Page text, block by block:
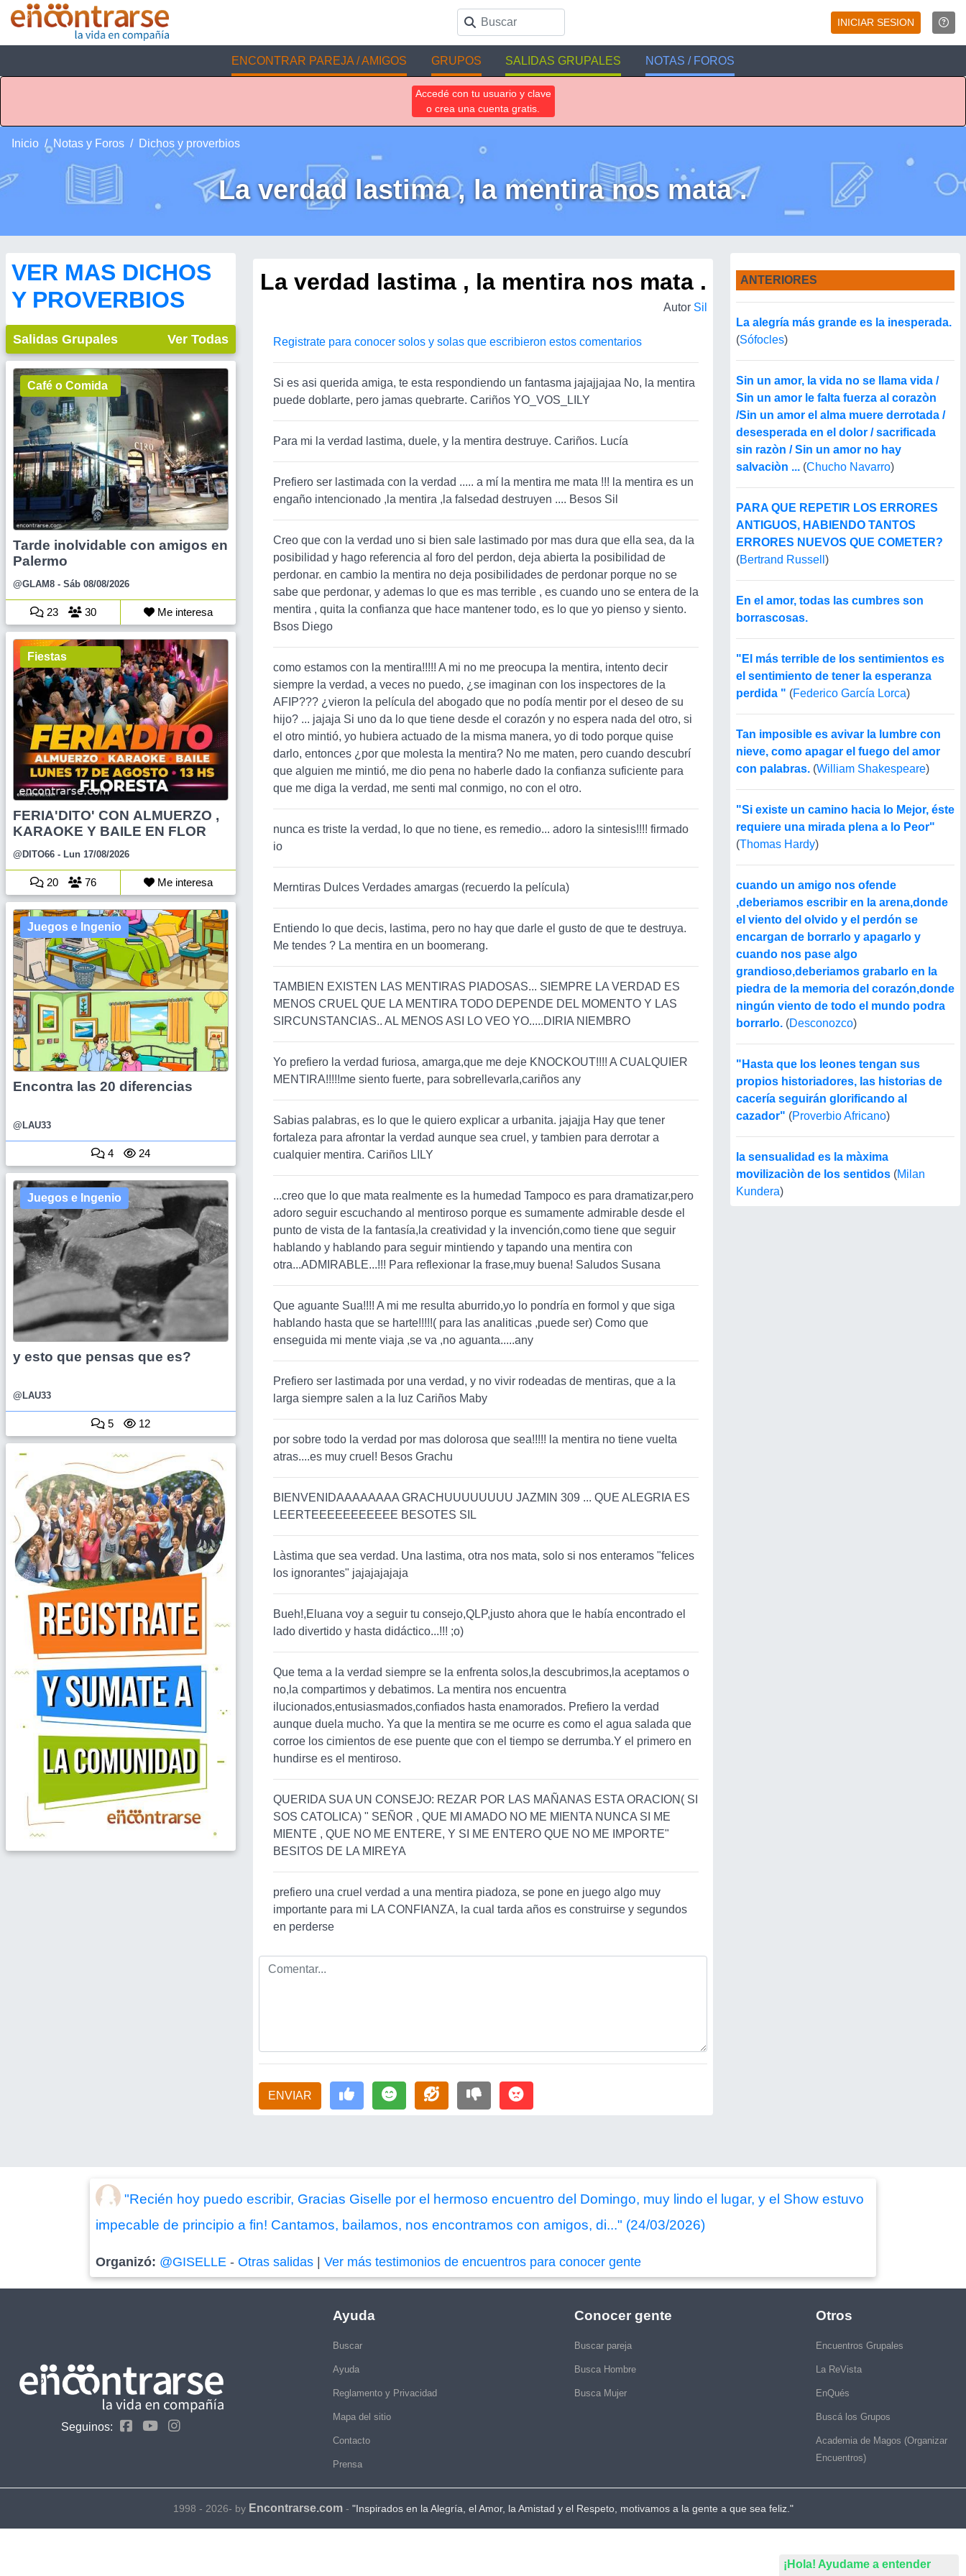
INICIAR SESION
ENCONTRAR PAREJA / AMIGOS GRUPOS SALIDAS GRUPALES NOTAS / FOROS
¡Hola! Ayudame a entender
Accedé con tu usuario y clave
o crea una cuenta gratis.
Inicio Notas y Foros Dichos y proverbios
La verdad lastima , la mentira nos mata .
VER MAS DICHOS
Y PROVERBIOS
Salidas Grupales Ver Todas
Café o Comida
Tarde inolvidable con amigos en
Palermo
@GLAM8 - Sáb 08/08/2026
23 30 Me interesa
Fiestas
FERIA'DITO' CON ALMUERZO ,
KARAOKE Y BAILE EN FLOR
@DITO66 - Lun 17/08/2026
20 76 Me interesa
Juegos e Ingenio
Encontra las 20 diferencias
@LAU33
4 24
Juegos e Ingenio
y esto que pensas que es?
@LAU33
5 12
La verdad lastima , la mentira nos mata .
Autor Sil
Registrate para conocer solos y solas que escribieron estos comentarios
Si es asi querida amiga, te esta respondiendo un fantasma jajajjajaa No, la mentira
puede doblarte, pero jamas quebrarte. Cariños YO_VOS_LILY
Para mi la verdad lastima, duele, y la mentira destruye. Cariños. Lucía
Prefiero ser lastimada con la verdad ..... a mí la mentira me mata !!! la mentira es un
engaño intencionado ,la mentira ,la falsedad destruyen .... Besos Sil
Creo que con la verdad uno si bien sale lastimado por mas dura que ella sea, da la
posibilidad y hago referencia al foro del perdon, deja abierta la posibilidad de
perdonar. en cambio la mentira no deja posibilidades de perdonar porque no se
sabe que perdonar, y ademas lo que es mas terrible , es cuando uno se entera de la
mentira , quita la confianza que hace mantener todo, es lo que yo pienso y siento.
Bsos Diego
como estamos con la mentira!!!!! A mi no me preocupa la mentira, intento decir
siempre la verdad, a veces no puedo, ¿se imaginan con los inspectores de la
AFIP??? ¿vieron la película del abogado que no podía mentir por el deseo de su
hijo? ... jajaja Si uno da lo que tiene desde el corazón y no espera nada del otro, si
el otro mintió, yo hubiera actuado de la misma manera, yo di todo porque quise
darlo, entonces ¿por que molesta la mentira? No me maten, pero cuando descubrí
que alguien me mintió, me dio pena no haberle dado la confianza suficiente para
que me diga la verdad, me senti mal conmigo, no con el otro.
nunca es triste la verdad, lo que no tiene, es remedio... adoro la sintesis!!!! firmado
io
Merntiras Dulces Verdades amargas (recuerdo la película)
Entiendo lo que decis, lastima, pero no hay que darle el gusto de que te destruya.
Me tendes ? La mentira en un boomerang.
TAMBIEN EXISTEN LAS MENTIRAS PIADOSAS... SIEMPRE LA VERDAD ES
MENOS CRUEL QUE LA MENTIRA TODO DEPENDE DEL MOMENTO Y LAS
SIRCUNSTANCIAS.. AL MENOS ASI LO VEO YO.....DIRIA NIEMBRO
Yo prefiero la verdad furiosa, amarga,que me deje KNOCKOUT!!!! A CUALQUIER
MENTIRA!!!!!me siento fuerte, para sobrellevarla,cariños any
Sabias palabras, es lo que le quiero explicar a urbanita. jajajja Hay que tener
fortaleza para afrontar la verdad aunque sea cruel, y tambien para derrotar a
cualquier mentira. Cariños LILY
...creo que lo que mata realmente es la humedad Tampoco es para dramatizar,pero
adoro seguir escuchando al mentiroso porque es sumamente admirable desde el
punto de vista de la fantasía,la creatividad y la invención,como tiene que seguir
hablando y hablando para seguir mintiendo y tapando una mentira con
otra...ADMIRABLE...!!! Para reflexionar la frase,muy buena! Saludos Susana
Que aguante Sua!!!! A mi me resulta aburrido,yo lo pondría en formol y que siga
hablando hasta que se harte!!!!!( para las analiticas ,puede ser) Como que
enseguida mi mente viaja ,se va ,no aguanta.....any
Prefiero ser lastimada por una verdad, y no vivir rodeadas de mentiras, que a la
larga siempre salen a la luz Cariños Maby
por sobre todo la verdad por mas dolorosa que sea!!!!! la mentira no tiene vuelta
atras....es muy cruel! Besos Grachu
BIENVENIDAAAAAAAA GRACHUUUUUUUU JAZMIN 309 ... QUE ALEGRIA ES
LEERTEEEEEEEEEEE BESOTES SIL
Làstima que sea verdad. Una lastima, otra nos mata, solo si nos enteramos "felices
los ignorantes" jajajajajaja
Bueh!,Eluana voy a seguir tu consejo,QLP,justo ahora que le había encontrado el
lado divertido y hasta didáctico...!!! ;o)
Que tema a la verdad siempre se la enfrenta solos,la descubrimos,la aceptamos o
no,la compartimos y debatimos. La mentira nos encuentra
ilucionados,entusiasmados,confiados hasta enamorados. Prefiero la verdad
aunque duela mucho. Ya que la mentira se me ocurre es como el agua salada que
corroe los cimientos de ese puente que con el tiempo se derrumba.Y el primero en
hundirse es el mentiroso.
QUERIDA SUA UN CONSEJO: REZAR POR LAS MAÑANAS ESTA ORACION( SI
SOS CATOLICA) " SEÑOR , QUE MI AMADO NO ME MIENTA NUNCA SI ME
MIENTE , QUE NO ME ENTERE, Y SI ME ENTERO QUE NO ME IMPORTE"
BESITOS DE LA MIREYA
prefiero una cruel verdad a una mentira piadoza, se pone en juego algo muy
importante para mi LA CONFIANZA, la cual tarda años es construirse y segundos
en perderse
ENVIAR
ANTERIORES
La alegría más grande es la inesperada.
(Sófocles)
Sin un amor, la vida no se llama vida /
Sin un amor le falta fuerza al corazòn
/Sin un amor el alma muere derrotada /
desesperada en el dolor / sacrificada
sin razòn / Sin un amor no hay
salvaciòn ... (Chucho Navarro)
PARA QUE REPETIR LOS ERRORES
ANTIGUOS, HABIENDO TANTOS
ERRORES NUEVOS QUE COMETER?
(Bertrand Russell )
En el amor, todas las cumbres son
borrascosas.
"El más terrible de los sentimientos es
el sentimiento de tener la esperanza
perdida " (Federico García Lorca)
Tan imposible es avivar la lumbre con
nieve, como apagar el fuego del amor
con palabras. (William Shakespeare)
"Si existe un camino hacia lo Mejor, éste
requiere una mirada plena a lo Peor"
(Thomas Hardy)
cuando un amigo nos ofende
,deberiamos escribir en la arena,donde
el viento del olvido y el perdón se
encargan de borrarlo y apagarlo y
cuando nos pase algo
grandioso,deberiamos grabarlo en la
piedra de la memoria del corazón,donde
ningún viento de todo el mundo podra
borrarlo. (Desconozco)
"Hasta que los leones tengan sus
propios historiadores, las historias de
cacería seguirán glorificando al
cazador" (Proverbio Africano)
la sensualidad es la màxima
movilizaciòn de los sentidos (Milan
Kundera)
"Recién hoy puedo escribir, Gracias Giselle por el hermoso encuentro del Domingo, muy lindo el lugar, y el Show estuvo
impecable de principio a fin! Cantamos, bailamos, nos encontramos con amigos, di..." (24/03/2026)
Organizó: @GISELLE -Otras salidas |Ver más testimonios de encuentros para conocer gente
Seguinos:
Ayuda
Buscar
Ayuda
Reglamento y Privacidad
Mapa del sitio
Contacto
Prensa
Conocer gente
Buscar pareja
Busca Hombre
Busca Mujer
Otros
Encuentros Grupales
La ReVista
EnQués
Buscá los Grupos
Academia de Magos (Organizar
Encuentros)
1998 - 2026- by Encontrarse.com- "Inspirados en la Alegría, el Amor, la Amistad y el Respeto, motivamos a la gente a que sea feliz."